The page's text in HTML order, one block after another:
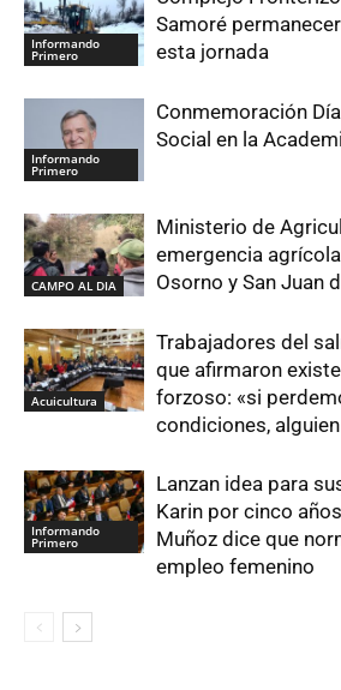
Informando
Primero
Samoré
esta jornada
Informando
Primero
Conmemoración
Social en la
CAMPO AL DIA
Ministerio de
emergencia
Osorno y San Juan
Acuicultura
Trabajadores del
que afirmaron
forzoso: «si
condiciones,
Informando
Primero
Lanzan idea para
Karin por cinco
Muñoz dice que
empleo femenino